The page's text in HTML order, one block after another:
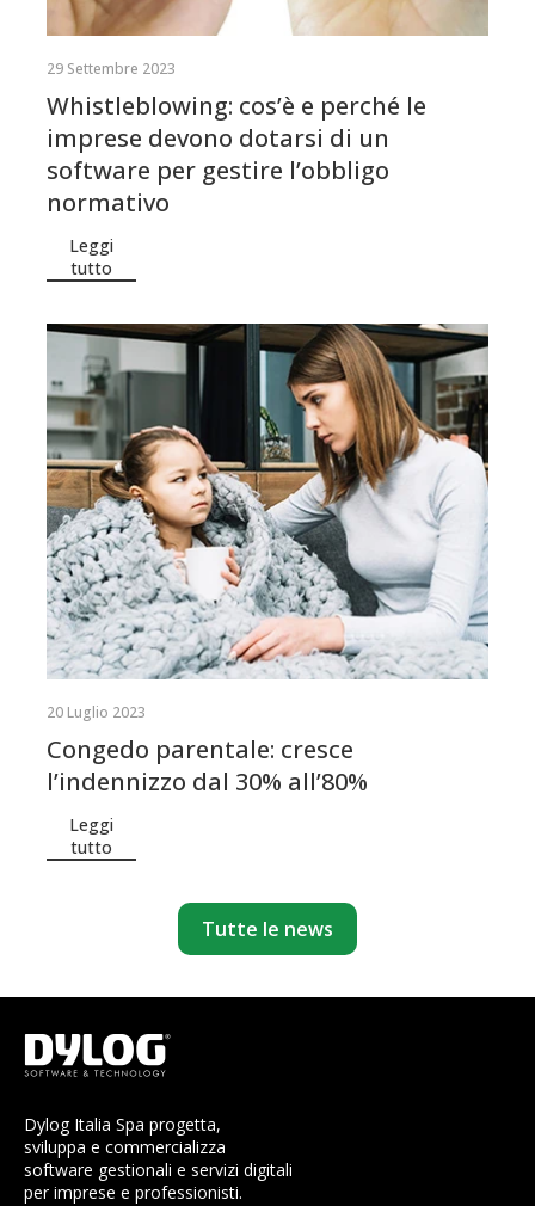
29 Settembre 2023
Whistleblowing: cos’è e perché le
imprese devono dotarsi di un
software per gestire l’obbligo
normativo
Leggi
tutto
20 Luglio 2023
Congedo parentale: cresce
l’indennizzo dal 30% all’80%
Leggi
tutto
Tutte le news
Dylog Italia Spa progetta,
sviluppa e commercializza
software gestionali e servizi digitali
per imprese e professionisti.